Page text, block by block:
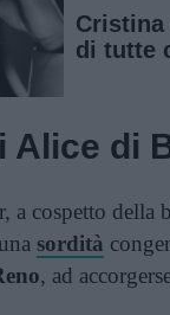
Cristina
di tutte
Alice di
a cospetto della
sordità
, ad